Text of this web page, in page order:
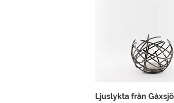
Snabbvisning
Ljuslykta från